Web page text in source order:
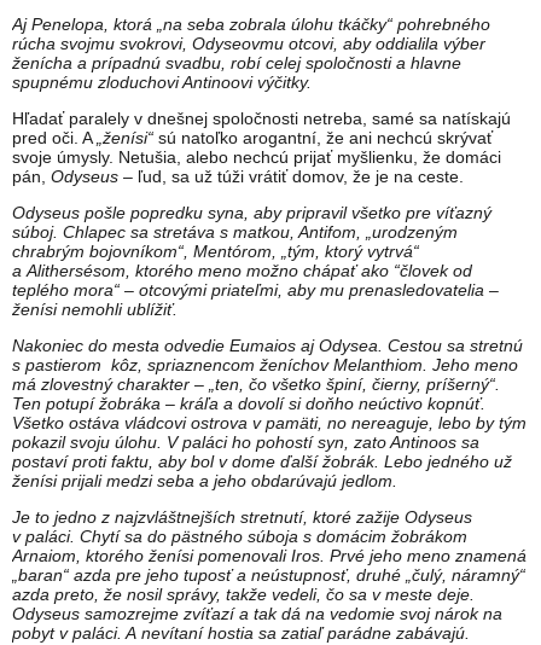
Aj Penelopa, ktorá „na seba zobrala úlohu tkáčky“ pohrebného
rúcha svojmu svokrovi, Odyseovmu otcovi, aby oddialila výber
ženícha a prípadnú svadbu, robí celej spoločnosti a hlavne
spupnému zloduchovi Antinoovi výčitky.
Hľadať paralely v dnešnej spoločnosti netreba, samé sa natískajú
pred oči. A „ženísi“ sú natoľko arogantní, že ani nechcú skrývať
svoje úmysly. Netušia, alebo nechcú prijať myšlienku, že domáci
pán, Odyseus – ľud, sa už túži vrátiť domov, že je na ceste.
Odyseus pošle popredku syna, aby pripravil všetko pre víťazný
súboj. Chlapec sa stretáva s matkou, Antifom, „urodzeným
chrabrým bojovníkom“, Mentórom, „tým, ktorý vytrvá“
a Alithersésom, ktorého meno možno chápať ako “človek od
teplého mora“ – otcovými priateľmi, aby mu prenasledovatelia –
ženísi nemohli ublížiť.
Nakoniec do mesta odvedie Eumaios aj Odysea. Cestou sa stretnú
s pastierom kôz, spriaznencom ženíchov Melanthiom. Jeho meno
má zlovestný charakter – „ten, čo všetko špiní, čierny, príšerný“.
Ten potupí žobráka – kráľa a dovolí si doňho neúctivo kopnúť.
Všetko ostáva vládcovi ostrova v pamäti, no nereaguje, lebo by tým
pokazil svoju úlohu. V paláci ho pohostí syn, zato Antinoos sa
postaví proti faktu, aby bol v dome ďalší žobrák. Lebo jedného už
ženísi prijali medzi seba a jeho obdarúvajú jedlom.
Je to jedno z najzvláštnejších stretnutí, ktoré zažije Odyseus
v paláci. Chytí sa do pästného súboja s domácim žobrákom
Arnaiom, ktorého ženísi pomenovali Iros. Prvé jeho meno znamená
„baran“ azda pre jeho tuposť a neústupnosť, druhé „čulý, náramný“
azda preto, že nosil správy, takže vedeli, čo sa v meste deje.
Odyseus samozrejme zvíťazí a tak dá na vedomie svoj nárok na
pobyt v paláci. A nevítaní hostia sa zatiaľ parádne zabávajú.